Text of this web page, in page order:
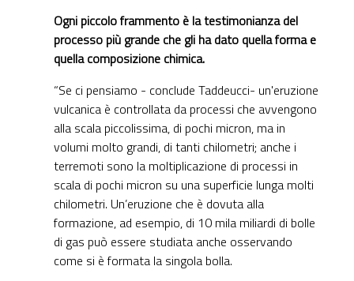
Ogni piccolo frammento è la testimonianza del
processo più grande che gli ha dato quella forma e
quella composizione chimica.
“Se ci pensiamo - conclude Taddeucci- un'eruzione
vulcanica è controllata da processi che avvengono
alla scala piccolissima, di pochi micron, ma in
volumi molto grandi, di tanti chilometri; anche i
terremoti sono la moltiplicazione di processi in
scala di pochi micron su una superficie lunga molti
chilometri. Un’eruzione che è dovuta alla
formazione, ad esempio, di 10 mila miliardi di bolle
di gas può essere studiata anche osservando
come si è formata la singola bolla.